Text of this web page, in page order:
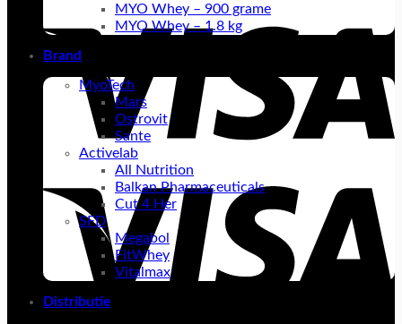
MYO Whey – 900 grame
MYO Whey – 1.8 kg
Brand
MyoTech
Mars
Ostrovit
Sante
Activelab
All Nutrition
Balkan Pharmaceuticals
Cut 4 Her
SFD
Megabol
FitWhey
Vitalmax
Distributie